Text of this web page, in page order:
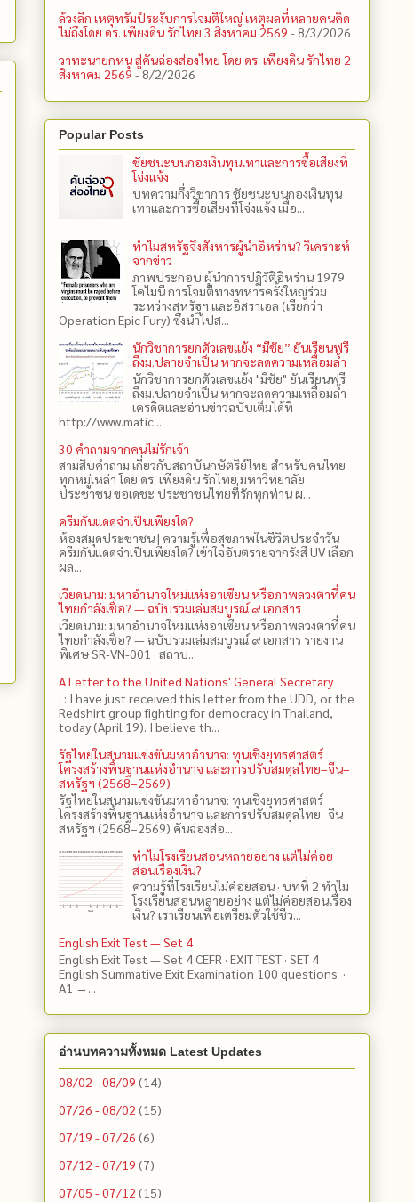
ล้วงลึก เหตุทรัมป์ระงับการโจมตีใหญ่ เหตุผลที่หลายคนคิด
ไม่ถึงโดย ดร. เพียงดิน รักไทย 3 สิงหาคม 2569 - 8/3/2026
วาทะนายกหนู สู่คันฉ่องส่องไทย โดย ดร. เพียงดิน รักไทย 2
สิงหาคม 2569 - 8/2/2026
Popular Posts
ชัยชนะบนกองเงินทุนเทาและการซื้อเสียงที่
โจ่งแจ้ง
บทความกึ่งวิชาการ ชัยชนะบนกองเงินทุน
เทาและการซื้อเสียงที่โจ่งแจ้ง เมื่อ...
ทำไมสหรัฐจึงสังหารผู้นำอิหร่าน? วิเคราะห์
จากข่าว
ภาพประกอบ ผู้นำการปฏิวัติอิหร่าน 1979
โคไมนี การโจมตีทางทหารครั้งใหญ่ร่วม
ระหว่างสหรัฐฯ และอิสราเอล (เรียกว่า
Operation Epic Fury) ซึ่งนำไปส...
นักวิชาการยกตัวเลขแย้ง “มีชัย” ยันเรียนฟรี
ถึงม.ปลายจำเป็น หากจะลดความเหลื่อมล้ำ
นักวิชาการยกตัวเลขแย้ง "มีชัย" ยันเรียนฟรี
ถึงม.ปลายจำเป็น หากจะลดความเหลื่อมล้ำ
เครดิตและอ่านข่าวฉบับเต็มได้ที่
http://www.matic...
30 คำถามจากคนไม่รักเจ้า
สามสิบคำถาม เกี่ยวกับสถาบันกษัตริย์ไทย สำหรับคนไทย
ทุกหมู่เหล่า โดย ดร.​ เพียงดิน รักไทย มหาวิทยาลัย
ประชาชน ขอเดชะ ประชาชนไทยที่รักทุกท่าน ผ...
ครีมกันแดดจำเป็นเพียงใด?
ห้องสมุดประชาชน | ความรู้เพื่อสุขภาพในชีวิตประจำวัน
ครีมกันแดดจำเป็นเพียงใด? เข้าใจอันตรายจากรังสี UV เลือก
ผล...
เวียดนาม: มหาอำนาจใหม่แห่งอาเซียน หรือภาพลวงตาที่คน
ไทยกำลังเชื่อ? — ฉบับรวมเล่มสมบูรณ์ ๙ เอกสาร
เวียดนาม: มหาอำนาจใหม่แห่งอาเซียน หรือภาพลวงตาที่คน
ไทยกำลังเชื่อ? — ฉบับรวมเล่มสมบูรณ์ ๙ เอกสาร รายงาน
พิเศษ SR-VN-001 · สถาบ...
A Letter to the United Nations' General Secretary
: : I have just received this letter from the UDD, or the
Redshirt group fighting for democracy in Thailand,
today (April 19). I believe th...
รัฐไทยในสนามแข่งขันมหาอำนาจ: ทุนเชิงยุทธศาสตร์
โครงสร้างพื้นฐานแห่งอำนาจ และการปรับสมดุลไทย–จีน–
สหรัฐฯ (2568–2569)
รัฐไทยในสนามแข่งขันมหาอำนาจ: ทุนเชิงยุทธศาสตร์
โครงสร้างพื้นฐานแห่งอำนาจ และการปรับสมดุลไทย–จีน–
สหรัฐฯ (2568–2569) คันฉ่องส่อ...
ทำไมโรงเรียนสอนหลายอย่าง แต่ไม่ค่อย
สอนเรื่องเงิน?
ความรู้ที่โรงเรียนไม่ค่อยสอน · บทที่ 2 ทำไม
โรงเรียนสอนหลายอย่าง แต่ไม่ค่อยสอนเรื่อง
เงิน? เราเรียนเพื่อเตรียมตัวใช้ชีว...
English Exit Test — Set 4
English Exit Test — Set 4 CEFR · EXIT TEST · SET 4
English Summative Exit Examination 100 questions ·
A1 →...
อ่านบทความทั้งหมด Latest Updates
08/02 - 08/09 (14)
07/26 - 08/02 (15)
07/19 - 07/26 (6)
07/12 - 07/19 (7)
07/05 - 07/12 (15)